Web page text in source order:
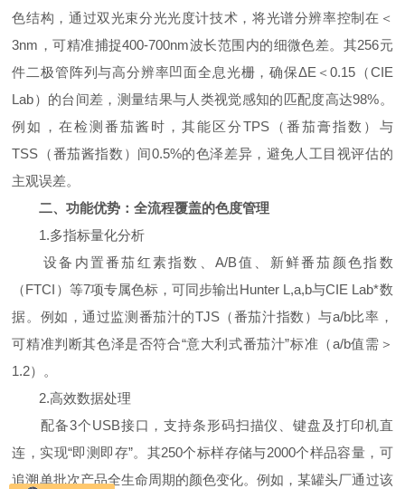
色结构，通过双光束分光光度计技术，将光谱分辨率控制在＜
3nm，可精准捕捉400-700nm波长范围内的细微色差。其256元
件二极管阵列与高分辨率凹面全息光栅，确保ΔE＜0.15（CIE
Lab）的台间差，测量结果与人类视觉感知的匹配度高达98%。
例如，在检测番茄酱时，其能区分TPS（番茄膏指数）与
TSS（番茄酱指数）间0.5%的色泽差异，避免人工目视评估的
主观误差。
二、功能优势：全流程覆盖的色度管理
1.多指标量化分析
设备内置番茄红素指数、A/B值、新鲜番茄颜色指数
（FTCI）等7项专属色标，可同步输出Hunter L,a,b与CIE Lab*数
据。例如，通过监测番茄汁的TJS（番茄汁指数）与a/b比率，
可精准判断其色泽是否符合“意大利式番茄汁”标准（a/b值需＞
1.2）。
2.高效数据处理
配备3个USB接口，支持条形码扫描仪、键盘及打印机直
连，实现“即测即存”。其250个标样存储与2000个样品容量，可
追溯单批次产品全生命周期的颜色变化。例如，某罐头厂通过该